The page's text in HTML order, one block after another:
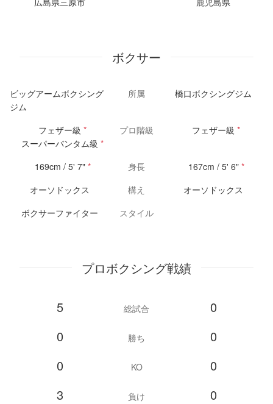
ボクサー
ビッグアームボクシング
ジム
所属 橋口ボクシングジム
フェザー級 *
スーパーバンタム級 *
プロ階級 フェザー級 *
169cm / 5' 7" * 身長 167cm / 5' 6" *
オーソドックス
構え
オーソドックス
ボクサーファイター
スタイル
プロボクシング戦績
5 総試合
0
0
勝ち
0
0
KO
0
3
負け 0